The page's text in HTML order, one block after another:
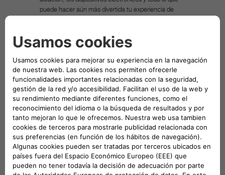
puede hacer aún más divertida tu experiencia de
ideal para tu vehículo del grupo FCA, capaz de
satisfacer tus exigencias y las de tu personalidad.
Mopar es la marca posventa de los vehículos FCA y
es conocida en todo el mundo como punto de
referencia para los propietarios y los apasionados
que buscan recambios y accesorios originales para
los vehículos del grupo FCA. La finalidad de la
imagen asociada al producto en venta es solo
indicativa e ilustrativa.
DESCRIPCIÓN TÉCNICA
Set conjunto de pedales deportivos cambio